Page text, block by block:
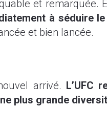
et
à séduire
et bien lancée.
arrivé. L’UFC
plus grande